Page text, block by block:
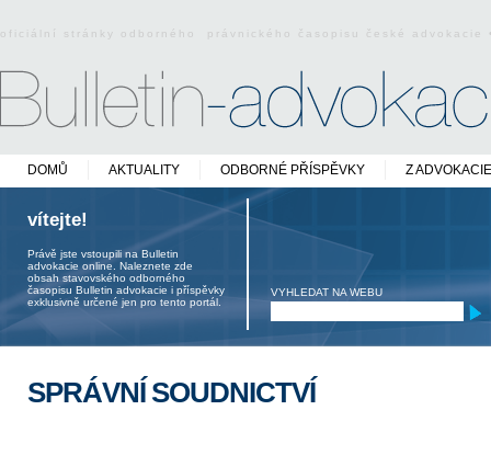
oficiální stránky odborného právnického časopisu české
DOMŮ AKTUALITY ODBORNÉ PŘÍSPĚVKY Z ADVOKACIE
vítejte!
Právě jste vstoupili na Bulletin
advokacie online. Naleznete zde
obsah stavovského odborného
časopisu Bulletin advokacie i příspěvky
exklusivně určené jen pro tento portál.
VYHLEDAT NA WEBU
SPRÁVNÍ SOUDNICTVÍ